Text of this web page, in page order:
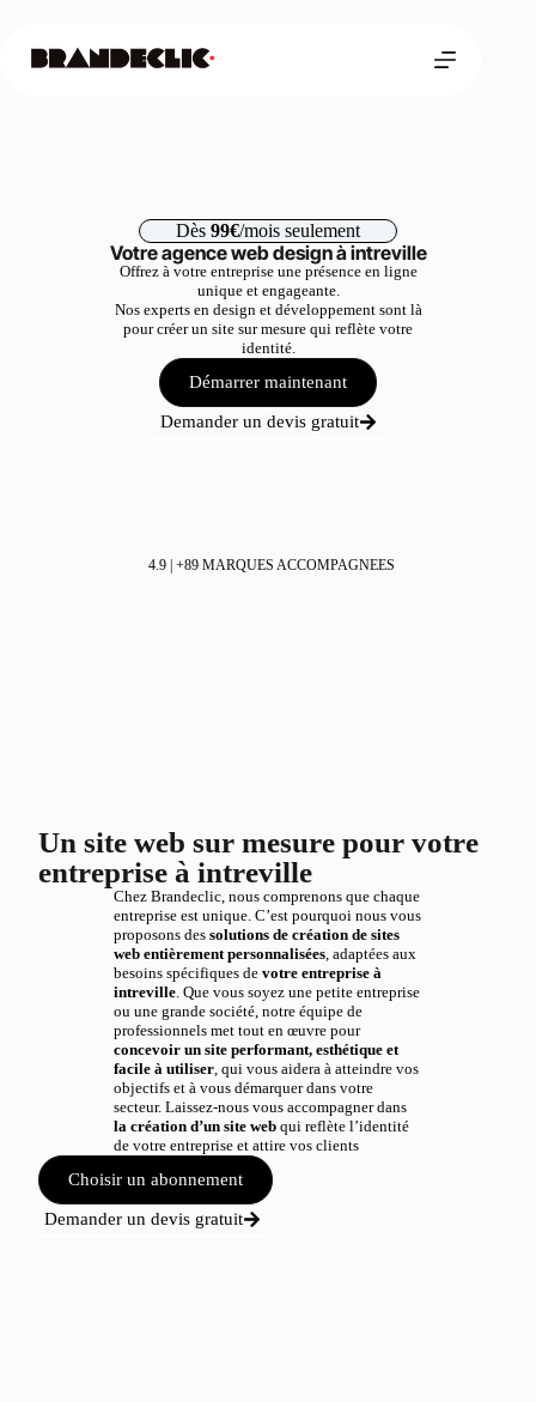
Dès 99€/mois seulement
Votre agence web design à intreville
Offrez à votre entreprise une présence en ligne
unique et engageante.
Nos experts en design et développement sont là
pour créer un site sur mesure qui reflète votre
identité.
Démarrer maintenant
Demander un devis gratuit
4.9 | +89 MARQUES ACCOMPAGNEES
Un site web sur mesure pour votre
entreprise à intreville
Chez Brandeclic, nous comprenons que chaque
entreprise est unique. C’est pourquoi nous vous
proposons des solutions de création de sites
web entièrement personnalisées, adaptées aux
besoins spécifiques de votre entreprise à
intreville. Que vous soyez une petite entreprise
ou une grande société, notre équipe de
professionnels met tout en œuvre pour
concevoir un site performant, esthétique et
facile à utiliser, qui vous aidera à atteindre vos
objectifs et à vous démarquer dans votre
secteur. Laissez-nous vous accompagner dans
la création d’un site webqui reflète l’identité
de votre entreprise et attire vos clients
Choisir un abonnement
Demander un devis gratuit